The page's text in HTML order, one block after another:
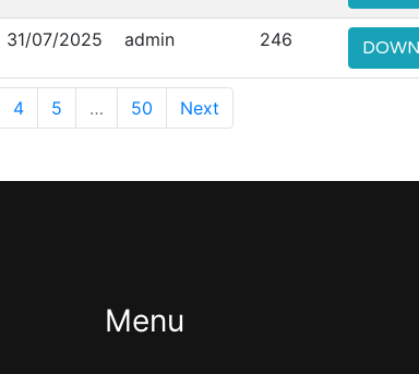
31/07/2025 admin 246
4 5 … 50 Next
Menu